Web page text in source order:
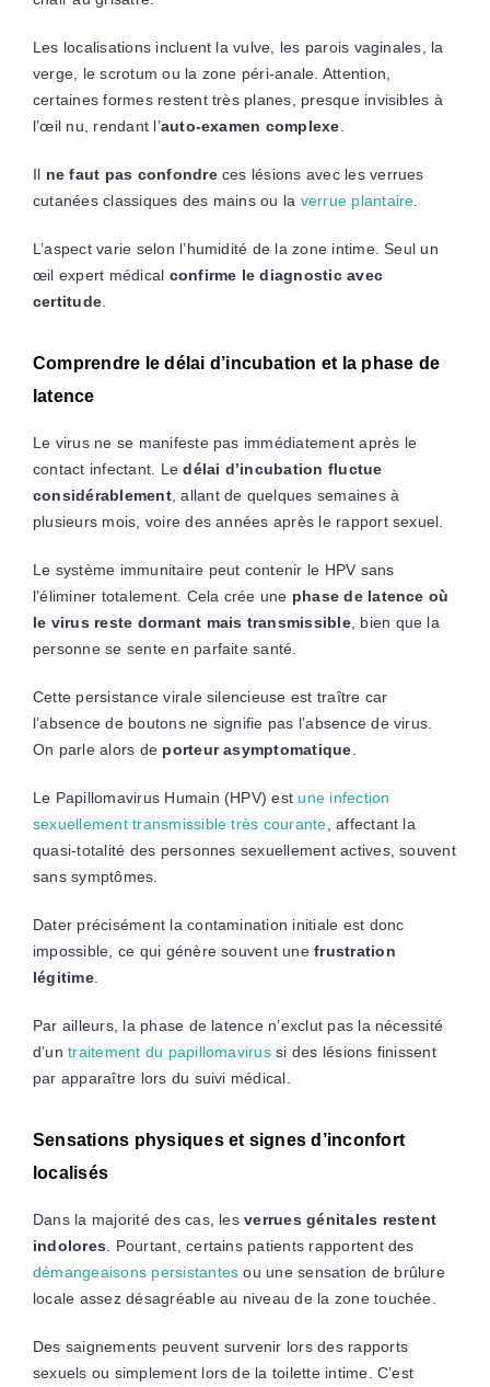
Les localisations incluent la vulve, les parois vaginales, la
verge, le scrotum ou la zone péri-anale. Attention,
certaines formes restent très planes, presque invisibles à
l’œil nu, rendant l’auto-examen complexe
Il ne faut pas confondreces lésions avec les verrues
cutanées classiques des mains ou la verrue plantaire
L’aspect varie selon l’humidité de la zone intime. Seul un
œil expert médical confirme le diagnostic avec
certitude
Comprendre le délai d’incubation et la phase de
latence
Le virus ne se manifeste pas immédiatement après le
contact infectant. Ledélai d’incubation fluctue
considérablement, allant de quelques semaines à
plusieurs mois, voire des années après le rapport sexuel.
Le système immunitaire peut contenir le HPV sans
l’éliminer totalement. Cela crée une phase de latence où
le virus reste dormant mais transmissible, bien que la
personne se sente en parfaite santé.
Cette persistance virale silencieuse est traître car
l’absence de boutons ne signifie pas l’absence de virus.
On parle alors de porteur asymptomatique
Le Papillomavirus Humain (HPV) est une infection
sexuellement transmissible très courante , affectant la
quasi-totalité des personnes sexuellement actives, souvent
sans symptômes.
Dater précisément la contamination initiale est donc
impossible, ce qui génère souvent unefrustration
légitime.
Par ailleurs, la phase de latence n’exclut pas la nécessité
d’untraitement du papillomavirussi des lésions finissent
par apparaître lors du suivi médical.
Sensations physiques et signes d’inconfort
localisés
Dans la majorité des cas, lesverrues génitales restent
indolores . Pourtant, certains patients rapportent des
démangeaisons persistantes ou une sensation de brûlure
locale assez désagréable au niveau de la zone touchée.
Des saignements peuvent survenir lors des rapports
sexuels ou simplement lors de la toilette intime. C’est